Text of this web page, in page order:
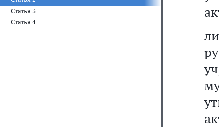
Статья 3
Статья 4